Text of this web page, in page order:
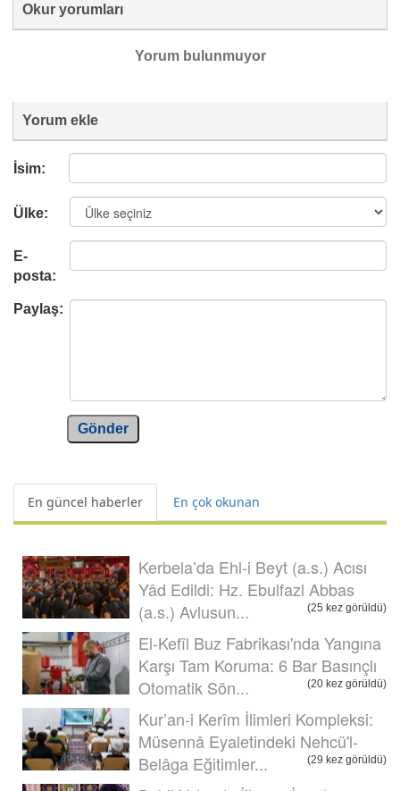
Okur yorumları
Yorum bulunmuyor
Yorum ekle
İsim:
Ülke:
E-
posta:
Paylaş:
Gönder
En güncel haberler En çok okunan
Kerbela’da Ehl-i Beyt (a.s.) Acısı
Yâd Edildi: Hz. Ebulfazl Abbas
(a.s.) Avlusun...
(25 kez görüldü)
El-Kefîl Buz Fabrikası'nda Yangına
Karşı Tam Koruma: 6 Bar Basınçlı
Otomatik Sön...
(20 kez görüldü)
Kur’an-i Kerîm İlimleri Kompleksi:
Müsennâ Eyaletindeki Nehcü'l-
Belâga Eğitimler...
(29 kez görüldü)